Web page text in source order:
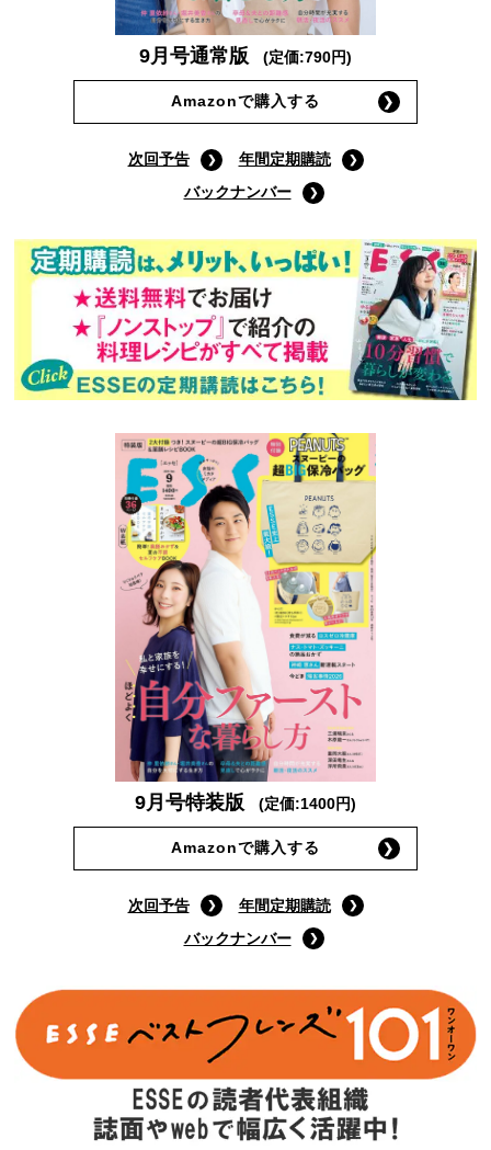
9月号通常版 (定価:790円)
Amazonで購入する
次回予告
年間定期購読
バックナンバー
9月号特装版 (定価:1400円)
Amazonで購入する
次回予告
年間定期購読
バックナンバー